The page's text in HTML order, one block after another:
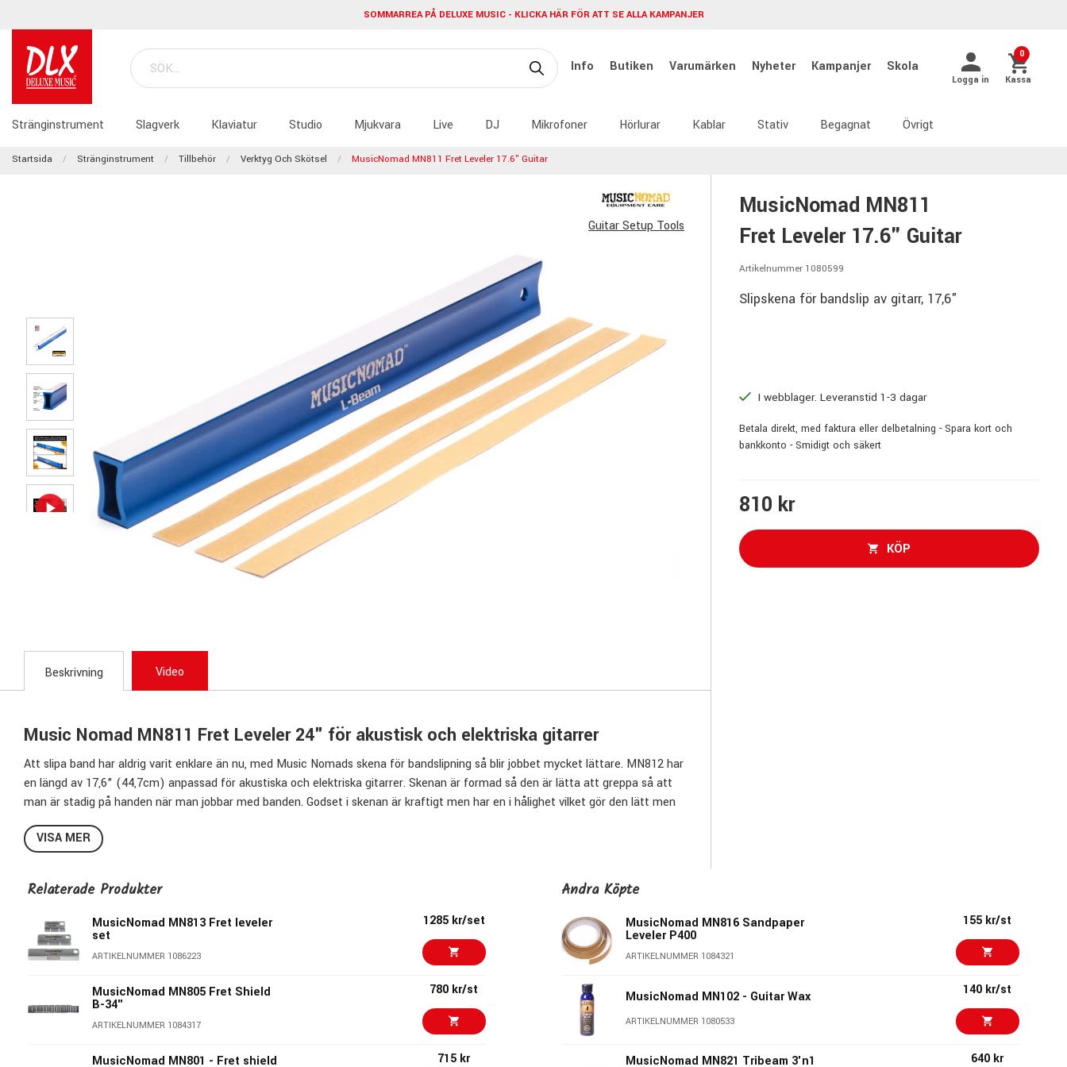
SOMMARREA PÅ DELUXE MUSIC - KLICKA HÄR FÖR ATT SE ALLA KAMPANJER
Info Butiken Varumärken Nyheter Kampanjer Skola
Logga in
0
Kassa
Stränginstrument Slagverk Klaviatur Studio Mjukvara Live DJ Mikrofoner Hörlurar Kablar Stativ Begagnat Övrigt
Startsida Stränginstrument Tillbehör Verktyg Och Skötsel MusicNomad MN811 Fret Leveler 17.6" Guitar
Guitar Setup Tools
MusicNomad MN811
Fret Leveler 17.6" Guitar
Artikelnummer 1080599
Slipskena för bandslip av gitarr, 17,6"
I webblager. Leveranstid 1-3 dagar
Betala direkt, med faktura eller delbetalning - Spara kort och
bankkonto - Smidigt och säkert
810 kr
KÖP
Beskrivning Video
Music Nomad MN811 Fret Leveler 24" för akustisk och elektriska gitarrer
Att slipa band har aldrig varit enklare än nu, med Music Nomads skena för bandslipning så blir jobbet mycket lättare. MN812 har
en längd av 17,6" (44,7cm) anpassad för akustiska och elektriska gitarrer. Skenan är formad så den är lätta att greppa så att
man är stadig på handen när man jobbar med banden. Godset i skenan är kraftigt men har en i hålighet vilket gör den lätt men
ändå stabil samtidigt som ytterkanterna är avfasade för att undvika att man slår i eller på annat sätt skadar banden. Kanske
viktigast är att sidorna man slipar med är utformade på ett sådant sätt så slipningen blir väldigt precis, en noggranhet på
dessutom ingår 3 stycken självhäftande slippapper (2 x P240, 1 x P400).
VISA MER
Relaterade Produkter
MusicNomad MN813 Fret leveler
set
ARTIKELNUMMER 1086223
1285 kr/set
MusicNomad MN805 Fret Shield
B-34"
ARTIKELNUMMER 1084317
780 kr/st
MusicNomad MN801 - Fret shield 715 kr
Andra Köpte
MusicNomad MN816 Sandpaper
Leveler P400
ARTIKELNUMMER 1084321
155 kr/st
MusicNomad MN102 - Guitar Wax
ARTIKELNUMMER 1080533
140 kr/st
MusicNomad MN821 Tribeam 3'n1 640 kr